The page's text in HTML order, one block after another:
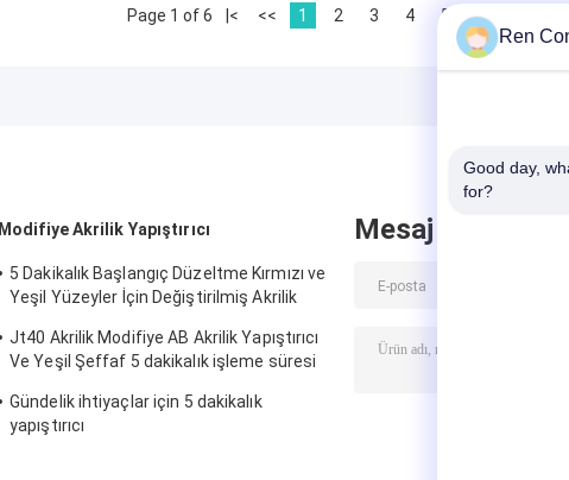
Page 1 of 6 |< << 1 2 3 4 5 6
Modifiye Akrilik Yapıştırıcı
5 Dakikalık Başlangıç Düzeltme Kırmızı ve
Yeşil Yüzeyler İçin Değiştirilmiş Akrilik
Jt40 Akrilik Modifiye AB Akrilik Yapıştırıcı
Ve Yeşil Şeffaf 5 dakikalık işleme süresi
Gündelik ihtiyaçlar için 5 dakikalık
yapıştırıcı
Mesaj bırak
Ren
Good day,
for?